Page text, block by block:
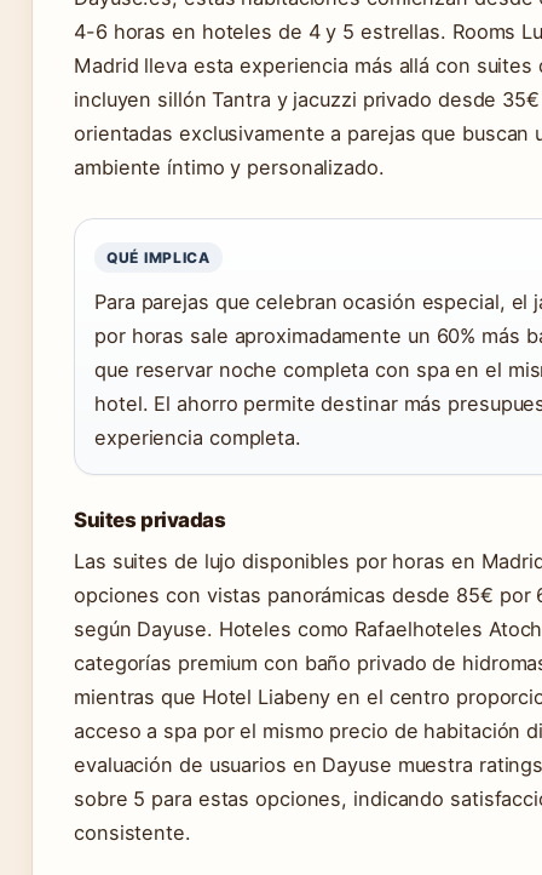
4-6 horas en hoteles de 4 y 5 estrellas. Rooms
Madrid lleva esta experiencia más allá con suites
incluyen sillón Tantra y jacuzzi privado desde
orientadas exclusivamente a parejas que buscan
ambiente íntimo y personalizado.
QUÉ IMPLICA
Para parejas que celebran ocasión especial, el
por horas sale aproximadamente un 60% más
que reservar noche completa con spa en el
hotel. El ahorro permite destinar más
experiencia completa.
Suites privadas
Las suites de lujo disponibles por horas en
opciones con vistas panorámicas desde 85€ por
según Dayuse. Hoteles como Rafaelhoteles
categorías premium con baño privado de
mientras que Hotel Liabeny en el centro
acceso a spa por el mismo precio de habitación
evaluación de usuarios en Dayuse muestra
sobre 5 para estas opciones, indicando
consistente.